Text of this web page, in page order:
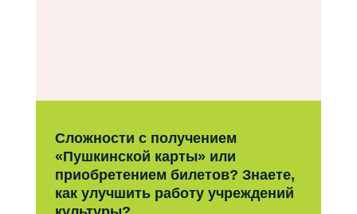
Сложности с получением
«Пушкинской карты» или
приобретением билетов? Знаете,
как улучшить работу учреждений